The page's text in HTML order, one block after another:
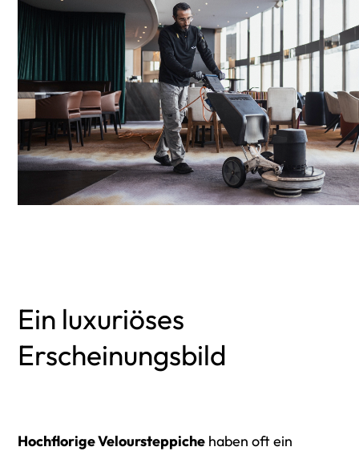
Ein luxuriöses
Erscheinungsbild
Hochflorige Veloursteppiche haben oft ein